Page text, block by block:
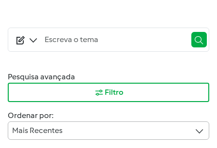
Pesquisa avançada
Filtro
Ordenar por:
Mais Recentes